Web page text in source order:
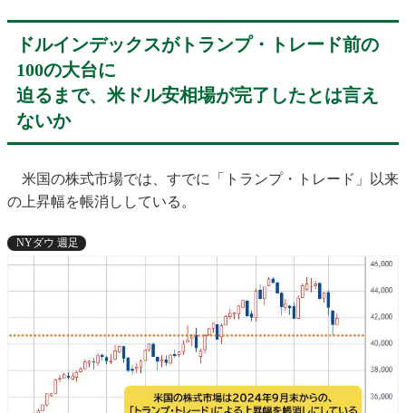
ドルインデックスがトランプ・トレード前の
100の大台に
迫るまで、米ドル安相場が完了したとは言え
ないか
米国の株式市場では、すでに「トランプ・トレード」以来
の上昇幅を帳消ししている。
NYダウ 週足